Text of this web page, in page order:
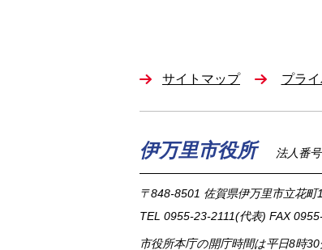
サイトマップ プラ
伊万里市役所 法人番
〒848-8501 佐賀県伊万里市立花町
TEL 0955-23-2111(代表) FAX
市役所本庁の開庁時間は平日8時